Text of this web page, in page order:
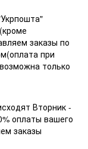
заказы по
при
только
Вторник -
оплаты вашего
заказы